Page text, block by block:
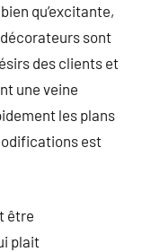
qu’excitante,
sont
des clients et
une veine
les plans
est
être
plait